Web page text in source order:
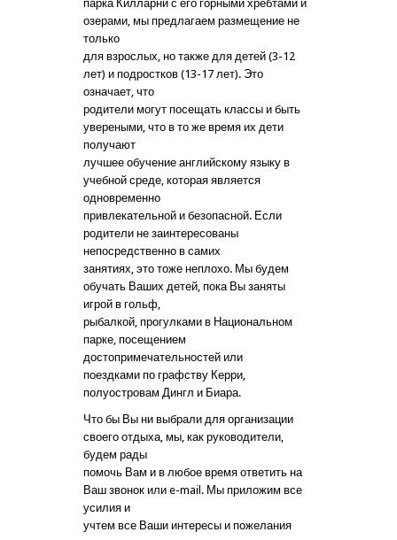
парка Килларни с его горными хребтами и
озерами, мы предлагаем размещение не
только
для взрослых, но также для детей (3-12
лет) и подростков (13-17 лет). Это
означает, что
родители могут посещать классы и быть
увереными, что в то же время их дети
получают
лучшее обучение английскому языку в
учебной среде, которая является
одновременно
привлекательной и безопасной. Если
родители не заинтересованы
непосредственно в самих
занятиях, это тоже неплохо. Мы будем
обучать Ваших детей, пока Вы заняты
игрой в гольф,
рыбалкой, прогулками в Национальном
парке, посещением
достопримечательностей или
поездками по графству Керри,
полуостровам Дингл и Биара.
Что бы Вы ни выбрали для организации
своего отдыха, мы, как руководители,
будем рады
помочь Вам и в любое время ответить на
Ваш звонок или e-mail. Мы приложим все
усилия и
учтем все Ваши интересы и пожелания